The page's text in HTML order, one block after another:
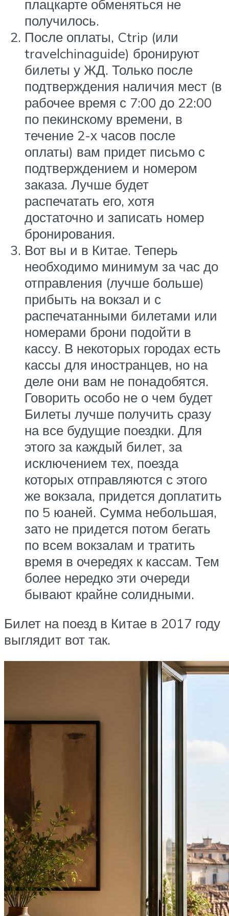
плацкарте обменяться не
получилось.
После оплаты, Ctrip (или
travelchinaguide) бронируют
билеты у ЖД. Только после
подтверждения наличия мест (в
рабочее время с 7:00 до 22:00
по пекинскому времени, в
течение 2-х часов после
оплаты) вам придет письмо с
подтверждением и номером
заказа. Лучше будет
распечатать его, хотя
достаточно и записать номер
бронирования.
Вот вы и в Китае. Теперь
необходимо минимум за час до
отправления (лучше больше)
прибыть на вокзал и с
распечатанными билетами или
номерами брони подойти в
кассу. В некоторых городах есть
кассы для иностранцев, но на
деле они вам не понадобятся.
Говорить особо не о чем будет
Билеты лучше получить сразу
на все будущие поездки. Для
этого за каждый билет, за
исключением тех, поезда
которых отправляются с этого
же вокзала, придется доплатить
по 5 юаней. Сумма небольшая,
зато не придется потом бегать
по всем вокзалам и тратить
время в очередях к кассам. Тем
более нередко эти очереди
бывают крайне солидными.
Билет на поезд в Китае в 2017 году
выглядит вот так.